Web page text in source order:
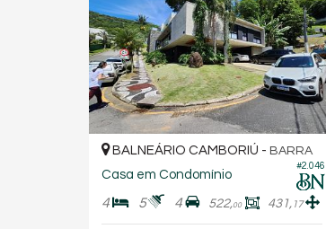
#2.046
BALNEÁRIO CAMBORIÚ - BARRA
Casa em Condomínio
4 5 4 522,00 431, 17